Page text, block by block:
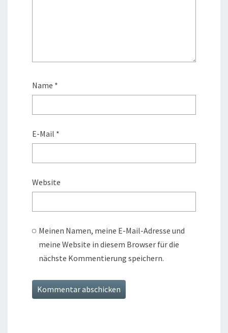
Name *
E-Mail *
Website
Meinen Namen, meine E-Mail-Adresse und
meine Website in diesem Browser für die
nächste Kommentierung speichern.